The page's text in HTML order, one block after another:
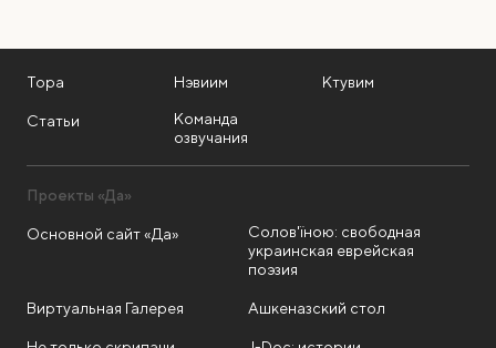
Тора Нэвиим Ктувим
Статьи
Команда
озвучания
Проекты «Да»
Основной сайт «Да»
Солов'їною: свободная
украинская еврейская
поэзия
Виртуальная Галерея Ашкеназский стол